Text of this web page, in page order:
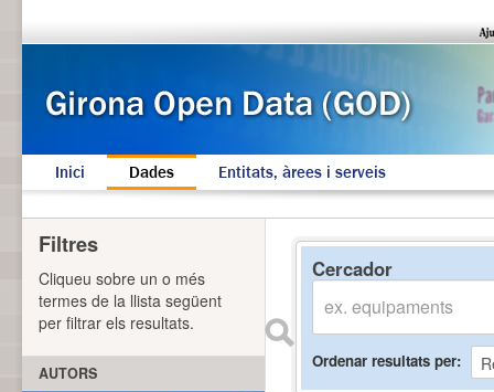
Inici Dades Entitats, àrees i serveis
Cercador
Ordenar resultats per
Filtres
Cliqueu sobre un o més
termes de la llista següent
per filtrar els resultats.
AUTORS